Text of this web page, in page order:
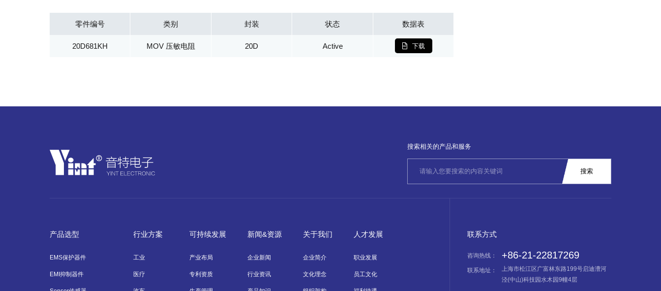
零件编号 类别 封装 状态 数据表
20D681KH MOV 压敏电阻 20D Active 下载
搜索相关的产品和服务
产品选型
EMS保护器件
EMI抑制器件
行业方案
工业
医疗
可持续发展
产业布局
专利资质
新闻&资源
企业新闻
行业资讯
关于我们
企业简介
文化理念
人才发展
职业发展
员工文化
联系方式
咨询热线： +86-21-22817269
联系地址：
上海市松江区广富林东路199号启迪漕河
泾(中山)科技园水木园9幢4层